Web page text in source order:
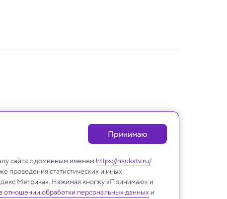
Принимаю
сайта с доменным именем https://naukatv.ru/
проведения статистических и иных
Метрика». Нажимая кнопку «Принимаю» и
отношении обработки персональных данныхи